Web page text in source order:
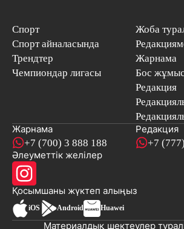
Спорт
Спорт айналасында
Трендтер
Чемпиондар лигасы
Жоба
Жарнама
Бос
Редакция
Жарнама
+7 (700) 3 888 188
Редакция
+7
Әлеуметтік желілер
Қосымшаны жүктеп алыңыз
iOS Android Huawei
Материалдық шектеулер